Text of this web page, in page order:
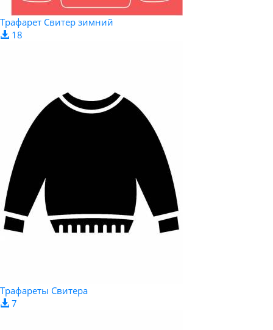
Трафарет Свитер зимний
18
Трафареты Свитера
7